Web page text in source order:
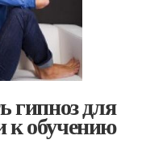
гипноз для
обучению